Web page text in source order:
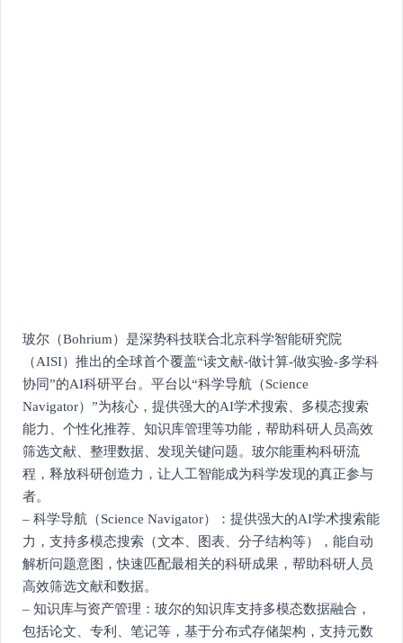
玻尔（Bohrium）是深势科技联合北京科学智能研究院
（AISI）推出的全球首个覆盖“读文献-做计算-做实验-多学科
协同”的AI科研平台。平台以“科学导航（Science
Navigator）”为核心，提供强大的AI学术搜索、多模态搜索
能力、个性化推荐、知识库管理等功能，帮助科研人员高效
筛选文献、整理数据、发现关键问题。玻尔能重构科研流
程，释放科研创造力，让人工智能成为科学发现的真正参与
者。
– 科学导航（Science Navigator）：提供强大的AI学术搜索能
力，支持多模态搜索（文本、图表、分子结构等），能自动
解析问题意图，快速匹配最相关的科研成果，帮助科研人员
高效筛选文献和数据。
– 知识库与资产管理：玻尔的知识库支持多模态数据融合，
包括论文、专利、笔记等，基于分布式存储架构，支持元数